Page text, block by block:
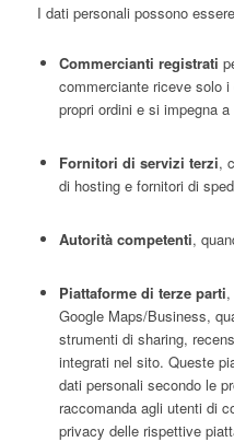
I dati personali possono
Commercianti registrati
commerciante riceve solo
propri ordini e si impegna
Fornitori di servizi terzi,
di hosting e fornitori di
Autorità competenti,
Piattaforme di terze parti
Google Maps/Business,
strumenti di sharing,
integrati nel sito. Queste
dati personali secondo le
raccomanda agli utenti di
privacy delle rispettive